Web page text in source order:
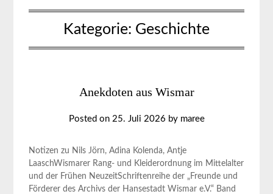
Kategorie: Geschichte
Anekdoten aus Wismar
Posted on 25. Juli 2026 by maree
Notizen zu Nils Jörn, Adina Kolenda, Antje
LaaschWismarer Rang- und Kleiderordnung im Mittelalter
und der Frühen NeuzeitSchriftenreihe der „Freunde und
Förderer des Archivs der Hansestadt Wismar e.V.“ Band